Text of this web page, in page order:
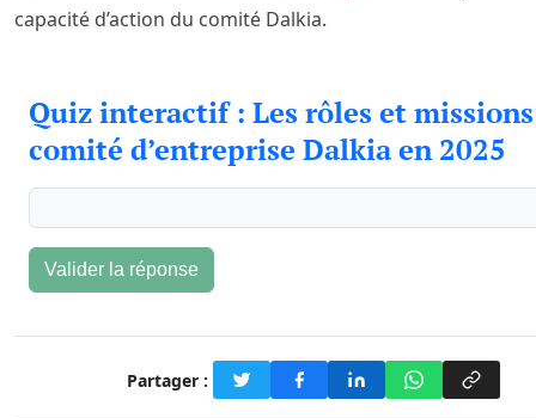
capacité d’action du comité Dalkia.
Quiz interactif : Les rôles et
comité d’entreprise Dalkia en 2025
Valider la réponse
Partager :